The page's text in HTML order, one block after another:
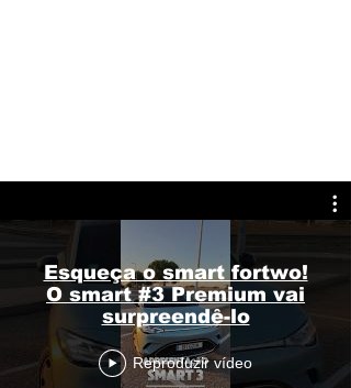
Esqueça o smart fortwo!
O smart #3 Premium vai
surpreendê-lo
Reproduzir vídeo